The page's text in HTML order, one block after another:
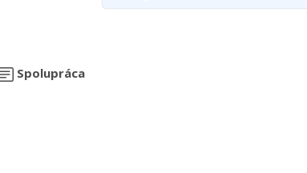
Spolupráca